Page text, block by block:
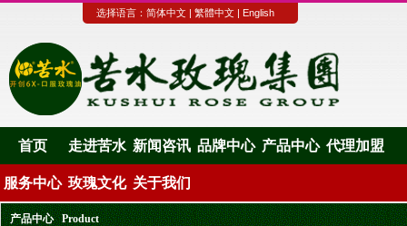
选择语言： 简体中文 | 繁體中文 | English
首页 走进苦水 新闻咨讯 品牌中心 产品中心 代理加盟
服务中心 玫瑰文化 关于我们
产品中心 Product